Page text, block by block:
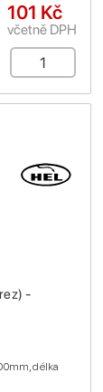
101 Kč
včetně DPH
-
délka